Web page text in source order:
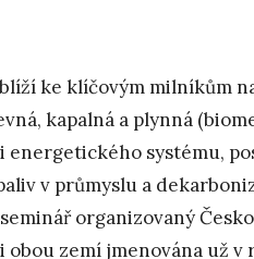
ke klíčovým milníkům
kapalná a plynná
energetického systému,
v průmyslu a
organizovaný
zemí jmenována už v